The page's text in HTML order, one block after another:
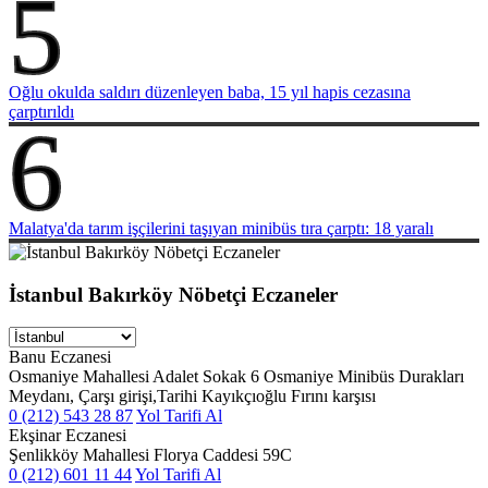
5
Oğlu okulda saldırı düzenleyen baba, 15 yıl hapis cezasına
çarptırıldı
6
Malatya'da tarım işçilerini taşıyan minibüs tıra çarptı: 18 yaralı
İstanbul Bakırköy Nöbetçi Eczaneler
Banu Eczanesi
Osmaniye Mahallesi Adalet Sokak 6 Osmaniye Minibüs Durakları
Meydanı, Çarşı girişi,Tarihi Kayıkçıoğlu Fırını karşısı
0 (212) 543 28 87Yol Tarifi Al
Ekşinar Eczanesi
Şenlikköy Mahallesi Florya Caddesi 59C
0 (212) 601 11 44Yol Tarifi Al